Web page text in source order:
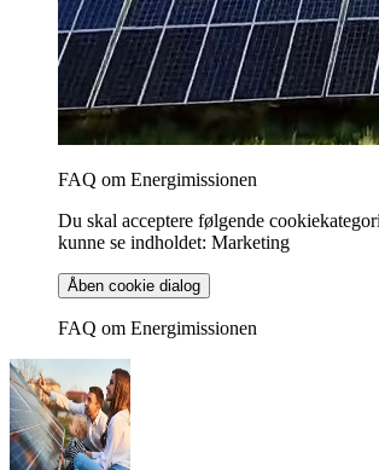
FAQ om Energimissionen
Du skal acceptere følgende
kunne se indholdet: Marketing
Åben cookie dialog
FAQ om Energimissionen